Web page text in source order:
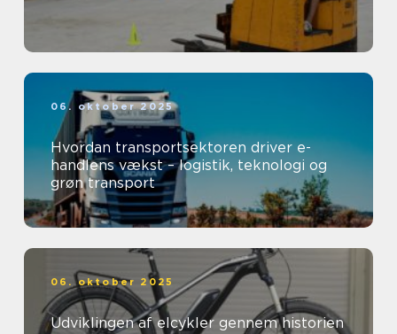
06. oktober 2025
Hvordan transportsektoren driver e-
handlens vækst – logistik, teknologi og
grøn transport
06. oktober 2025
Udviklingen af elcykler gennem historien